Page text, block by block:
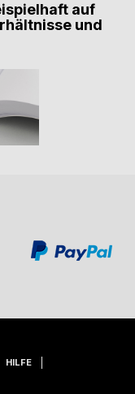
auf
und
HILFE